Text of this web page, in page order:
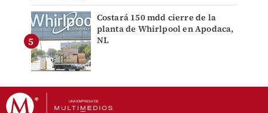
Costará 150 mdd cierre de la
planta de Whirlpool en Apodaca,
NL